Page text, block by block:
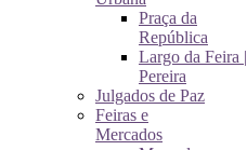
Praça da
República
Largo da Feira |
Pereira
Julgados de Paz
Feiras e
Mercados